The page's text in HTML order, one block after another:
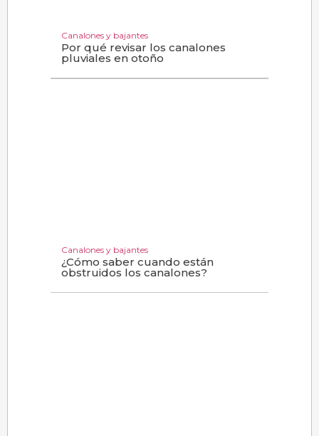
Canalones y bajantes
Por qué revisar los canalones
pluviales en otoño
Canalones y bajantes
¿Cómo saber cuando están
obstruidos los canalones?